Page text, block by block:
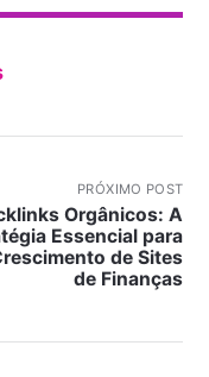
PRÓXIMO POST
Orgânicos: A
Essencial para
de Sites
de Finanças